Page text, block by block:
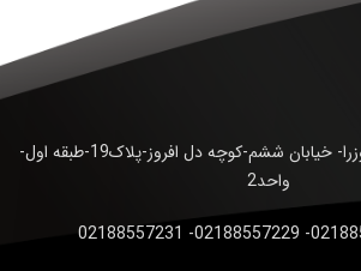
آدرس: تهران – خیابان وزرا- خیابان ششم-کوچه دل افروز-پلاک19-طبقه اول-
واحد2